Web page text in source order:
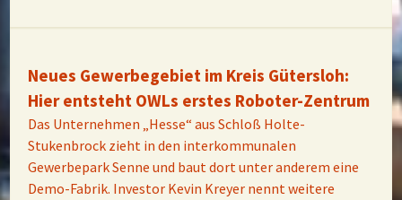
Neues Gewerbegebiet im Kreis Gütersloh:
Hier entsteht OWLs erstes Roboter-Zentrum
Das Unternehmen „Hesse“ aus Schloß Holte-
Stukenbrock zieht in den interkommunalen
Gewerbepark Senne und baut dort unter anderem eine
Demo-Fabrik. Investor Kevin Kreyer nennt weitere